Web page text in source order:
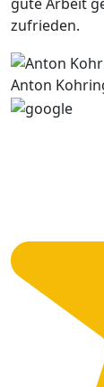
zufrieden.
Anton